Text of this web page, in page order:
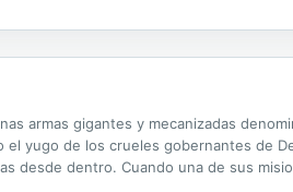
armas gigantes y mecanizadas
yugo de los crueles gobernantes de
desde dentro. Cuando una de sus